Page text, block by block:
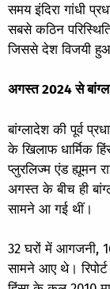
समय इंदिरा गांधी
सबसे कठिन
जिससे देश विजयी
अगस्त 2024 से
बांग्लादेश की पूर्व
के खिलाफ धार्मिक
प्लुरलिज्म एंड ह्यूमन
अगस्त के बीच ही
सामने आ गई थीं।
32 घरों में आगजनी,
सामने आए थे।